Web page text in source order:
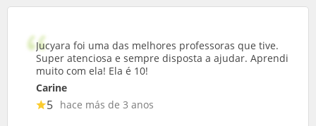
Jucyara foi uma das melhores professoras que tive.
Super atenciosa e sempre disposta a ajudar. Aprendi
muito com ela! Ela é 10!
Carine
5 hace más de 3 anos